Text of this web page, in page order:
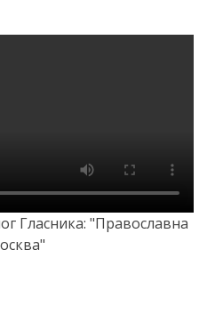
Гласника: "Православна